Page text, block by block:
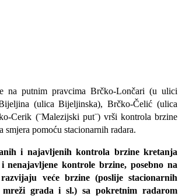
na putnim pravcima Brčko-Lončari (u ulici
(ulica Bijeljinska), Brčko-Čelić (ulica
Cerik (¨Malezijski put¨) vrši kontrola brzine
smjera pomoću stacionarnih radara.
i najavljenih kontrola brzine kretanja
nenajavljene kontrole brzine, posebno na
veće brzine (poslije stacionarnih
grada i sl.) sa pokretnim radarom